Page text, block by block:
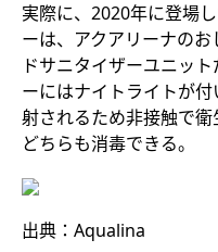
実際に、2020年に登場
ーは、アクアリーナの
ドサニタイザーユニッ
ーにはナイトライトが
射されるため非接触で
どちらも消毒できる。
出典：Aqualina